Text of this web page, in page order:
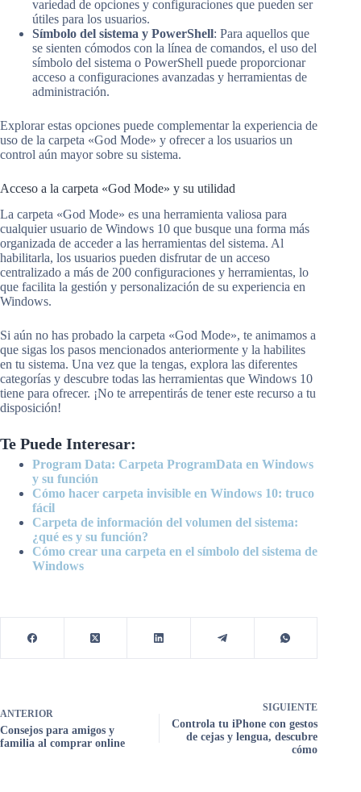
variedad de opciones y configuraciones que pueden ser
útiles para los usuarios.
Símbolo del sistema y PowerShell: Para aquellos que
se sienten cómodos con la línea de comandos, el uso del
símbolo del sistema o PowerShell puede proporcionar
acceso a configuraciones avanzadas y herramientas de
administración.
Explorar estas opciones puede complementar la experiencia de
uso de la carpeta «God Mode» y ofrecer a los usuarios un
control aún mayor sobre su sistema.
Acceso a la carpeta «God Mode» y su utilidad
La carpeta «God Mode» es una herramienta valiosa para
cualquier usuario de Windows 10 que busque una forma más
organizada de acceder a las herramientas del sistema. Al
habilitarla, los usuarios pueden disfrutar de un acceso
centralizado a más de 200 configuraciones y herramientas, lo
que facilita la gestión y personalización de su experiencia en
Windows.
Si aún no has probado la carpeta «God Mode», te animamos a
que sigas los pasos mencionados anteriormente y la habilites
en tu sistema. Una vez que la tengas, explora las diferentes
categorías y descubre todas las herramientas que Windows 10
tiene para ofrecer. ¡No te arrepentirás de tener este recurso a tu
disposición!
Te Puede Interesar:
Program Data: Carpeta ProgramData en Windows
y su función
Cómo hacer carpeta invisible en Windows 10: truco
fácil
Carpeta de información del volumen del sistema:
¿qué es y su función?
Cómo crear una carpeta en el símbolo del sistema de
Windows
ANTERIOR
Consejos para amigos y
familia al comprar online
SIGUIENTE
Controla tu iPhone con gestos
de cejas y lengua, descubre
cómo